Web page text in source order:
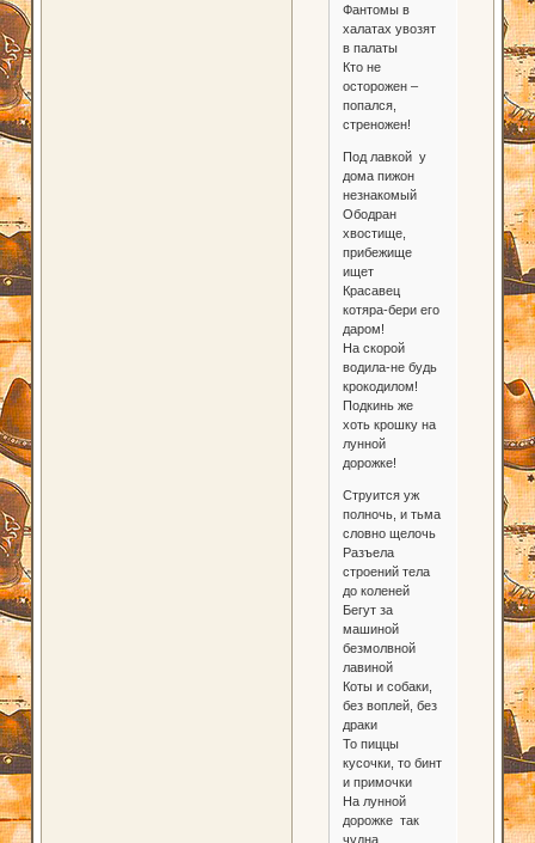
Фантомы в
халатах увозят
в палаты
Кто не
осторожен –
попался,
стреножен!
Под лавкой у
дома пижон
незнакомый
Ободран
хвостище,
прибежище
ищет
Красавец
котяра-бери его
даром!
На скорой
водила-не будь
крокодилом!
Подкинь же
хоть крошку на
лунной
дорожке!
Струится уж
полночь, и тьма
словно щелочь
Разъела
строений тела
до коленей
Бегут за
машиной
безмолвной
лавиной
Коты и собаки,
без воплей, без
драки
То пиццы
кусочки, то бинт
и примочки
На лунной
дорожке так
чудна